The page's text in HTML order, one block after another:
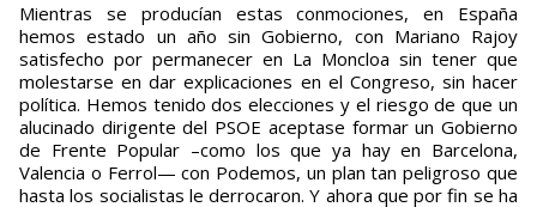
Mientras se producían estas conmociones, en España
hemos estado un año sin Gobierno, con Mariano Rajoy
satisfecho por permanecer en La Moncloa sin tener que
molestarse en dar explicaciones en el Congreso, sin hacer
política. Hemos tenido dos elecciones y el riesgo de que un
alucinado dirigente del PSOE aceptase formar un Gobierno
de Frente Popular –como los que ya hay en Barcelona,
Valencia o Ferrol— con Podemos, un plan tan peligroso que
hasta los socialistas le derrocaron. Y ahora que por fin se ha